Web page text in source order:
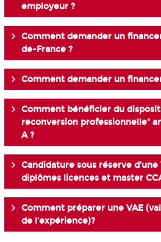
employeur ?
Comment demander un
de-France ?
Comment demander un
Comment bénéficier du
reconversion professionnelle"
A ?
Candidature sous réserve d’une
diplômes licences et master
Comment préparer une VAE
de l'expérience)?